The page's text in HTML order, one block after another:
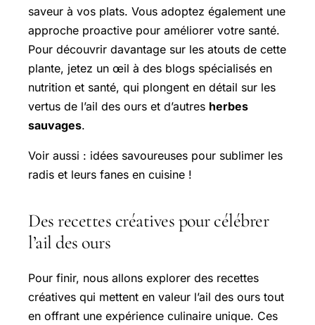
saveur à vos plats. Vous adoptez également une
approche proactive pour améliorer votre santé.
Pour découvrir davantage sur les atouts de cette
plante, jetez un œil à des blogs spécialisés en
nutrition et santé, qui plongent en détail sur les
vertus de l’ail des ours et d’autres herbes
sauvages.
Voir aussi : idées savoureuses pour sublimer les
radis et leurs fanes en cuisine !
Des recettes créatives pour célébrer
l’ail des ours
Pour finir, nous allons explorer des recettes
créatives qui mettent en valeur l’ail des ours tout
en offrant une expérience culinaire unique. Ces